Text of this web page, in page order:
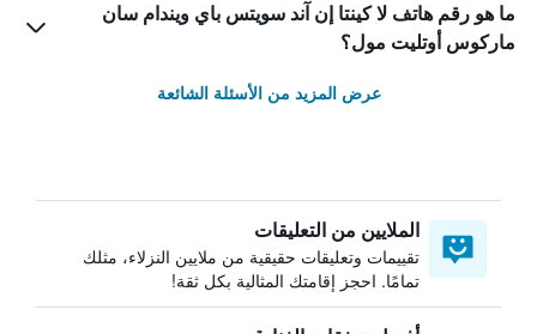
ما هو رقم هاتف لا كينتا إن آند سويتس باي ويندام سان
ماركوس أوتليت مول؟
عرض المزيد من الأسئلة الشائعة
الملايين من التعليقات
تقييمات وتعليقات حقيقية من ملايين النزلاء، مثلك
تمامًا. احجز إقامتك المثالية بكل ثقة!